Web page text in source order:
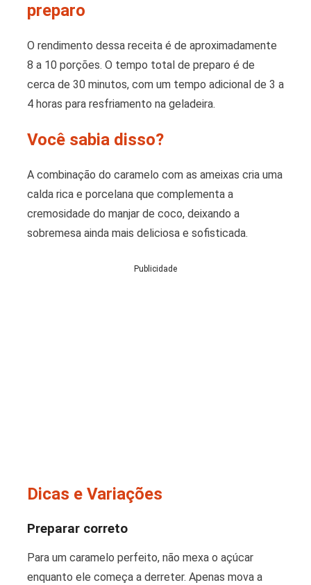
preparo
O rendimento dessa receita é de aproximadamente
8 a 10 porções. O tempo total de preparo é de
cerca de 30 minutos, com um tempo adicional de 3 a
4 horas para resfriamento na geladeira.
Você sabia disso?
A combinação do caramelo com as ameixas cria uma
calda rica e porcelana que complementa a
cremosidade do manjar de coco, deixando a
sobremesa ainda mais deliciosa e sofisticada.
Publicidade
Dicas e Variações
Preparar correto
Para um caramelo perfeito, não mexa o açúcar
enquanto ele começa a derreter. Apenas mova a